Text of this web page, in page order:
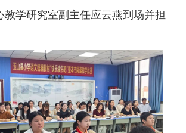
教学研究室副主任应云燕到场并担